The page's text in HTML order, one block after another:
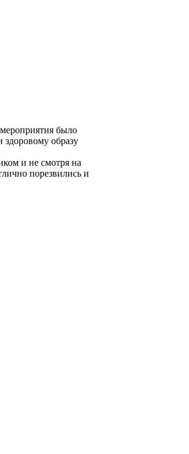
было
здоровому образу
и не смотря на
порезвились и